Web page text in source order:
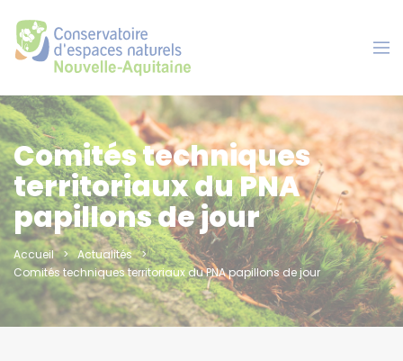
Comités techniques
territoriaux du PNA
papillons de jour
Accueil
Actualités
Comités techniques territoriaux du PNA papillons de jour